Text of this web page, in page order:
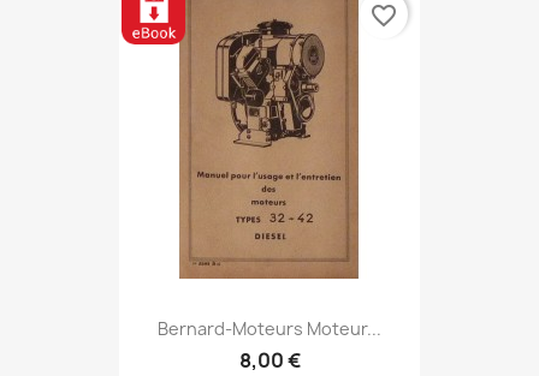
Bernard-Moteurs Moteur...
8,00 €
favorite_border